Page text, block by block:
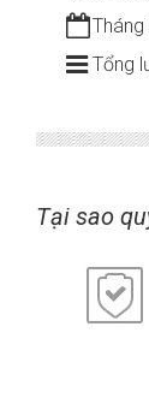
Tháng
Tổng
Tại sao